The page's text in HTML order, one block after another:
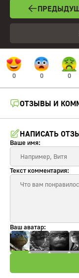
0 0 0
ОТЗЫВЫ И
НАПИСАТЬ
Ваше имя:
Текст комментария:
Ваш аватар: